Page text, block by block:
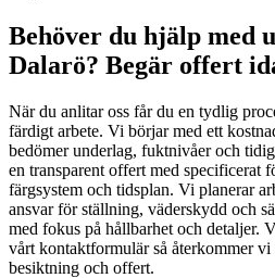
Behöver du hjälp med
Dalarö? Begär offert
När du anlitar oss får du en tydlig
färdigt arbete. Vi börjar med ett
bedömer underlag, fuktnivåer och
en transparent offert med specificerat
färgsystem och tidsplan. Vi planerar
ansvar för ställning, väderskydd och
med fokus på hållbarhet och detaljer.
vårt kontaktformulär så återkommer
besiktning och offert.